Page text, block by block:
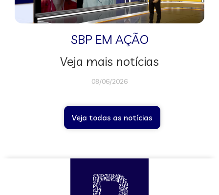
SBP EM AÇÃO
Veja mais notícias
08/06/2026
Veja todas as notícias